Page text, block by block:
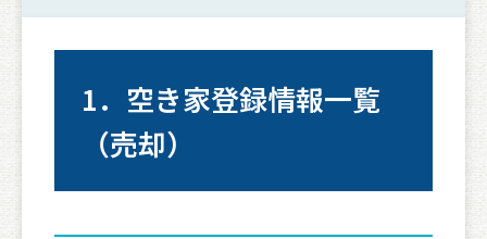
1．空き家登録情報一覧
（売却）